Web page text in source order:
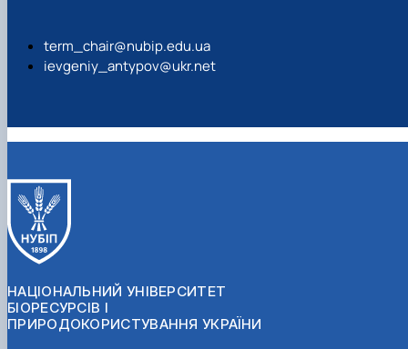
term_chair@nubip.edu.ua
ievgeniy_antypov@ukr.net
НАЦІОНАЛЬНИЙ УНІВЕРСИТЕТ
БІОРЕСУРСІВ І
ПРИРОДОКОРИСТУВАННЯ УКРАЇНИ